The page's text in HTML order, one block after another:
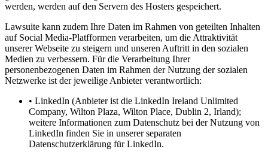
werden, werden auf den Servern des Hosters gespeichert.
Lawsuite kann zudem Ihre Daten im Rahmen von geteilten Inhalten
auf Social Media-Platfformen verarbeiten, um die Attraktivität
unserer Webseite zu steigern und unseren Auftritt in den sozialen
Medien zu verbessern. Für die Verarbeitung Ihrer
personenbezogenen Daten im Rahmen der Nutzung der sozialen
Netzwerke ist der jeweilige Anbieter verantwortlich:
• LinkedIn (Anbieter ist die LinkedIn Ireland Unlimited
Company, Wilton Plaza, Wilton Place, Dublin 2, Irland);
weitere Informationen zum Datenschutz bei der Nutzung von
LinkedIn finden Sie in unserer separaten
Datenschutzerklärung für LinkedIn.